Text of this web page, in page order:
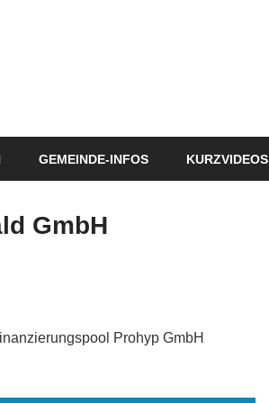
GEMEINDE-INFOS KURZVIDEOS
GmbH
Prohyp GmbH